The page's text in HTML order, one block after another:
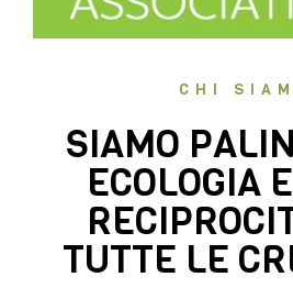
CHI
SIAMO
ECOLOGIA
TUTTE LE